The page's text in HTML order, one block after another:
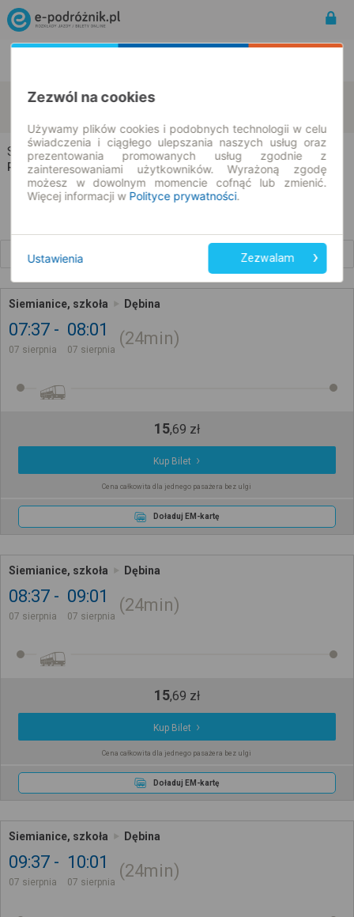
Siemianice Dębina
Siemianice → Dębina
Rozkład jazdy i bilety
Siemianice, szkoła Dębina
07:37
07 sierpnia
08:01
07 sierpnia
24min
15,69 zł
Kup Bilet
Cena całkowita dla jednego pasażera bez ulgi
Doładuj EM-kartę
Siemianice, szkoła Dębina
08:37
07 sierpnia
09:01
07 sierpnia
24min
15,69 zł
Kup Bilet
Cena całkowita dla jednego pasażera bez ulgi
Doładuj EM-kartę
Siemianice, szkoła Dębina
09:37
07 sierpnia
10:01
07 sierpnia
24min
Zezwól na cookies
Używamy plików cookies i podobnych technologii w celu
świadczenia i ciągłego ulepszania naszych usług oraz
prezentowania promowanych usług zgodnie z
zainteresowaniami użytkowników. Wyrażoną zgodę
możesz w dowolnym momencie cofnąć lub zmienić.
Więcej informacji w Polityce prywatności.
Ustawienia Zezwalam